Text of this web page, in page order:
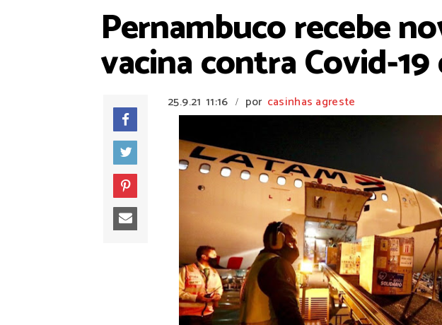
Pernambuco recebe
vacina contra Covid-
25.9.21 11:16 / por casinhas agreste